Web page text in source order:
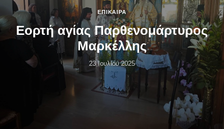
ΕΠΊΚΑΙΡΑ
Εορτή αγίας Παρθενομάρτυρος
Μαρκέλλης
23 Ιουλίου 2025